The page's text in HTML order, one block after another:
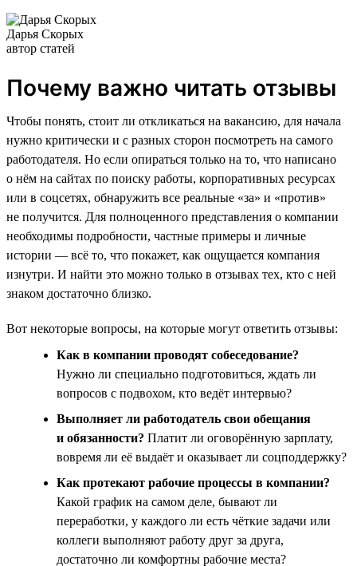
Дарья Скорых
автор статей
Почему важно читать отзывы
Чтобы понять, стоит ли откликаться на вакансию, для начала
нужно критически и с разных сторон посмотреть на самого
работодателя. Но если опираться только на то, что написано
о нём на сайтах по поиску работы, корпоративных ресурсах
или в соцсетях, обнаружить все реальные «за» и «против»
не получится. Для полноценного представления о компании
необходимы подробности, частные примеры и личные
истории — всё то, что покажет, как ощущается компания
изнутри. И найти это можно только в отзывах тех, кто с ней
знаком достаточно близко.
Вот некоторые вопросы, на которые могут ответить отзывы:
Как в компании проводят собеседование?
Нужно ли специально подготовиться, ждать ли
вопросов с подвохом, кто ведёт интервью?
Выполняет ли работодатель свои обещания
и обязанности? Платит ли оговорённую зарплату,
вовремя ли её выдаёт и оказывает ли соцподдержку?
Как протекают рабочие процессы в компании?
Какой график на самом деле, бывают ли
переработки, у каждого ли есть чёткие задачи или
коллеги выполняют работу друг за друга,
достаточно ли комфортны рабочие места?